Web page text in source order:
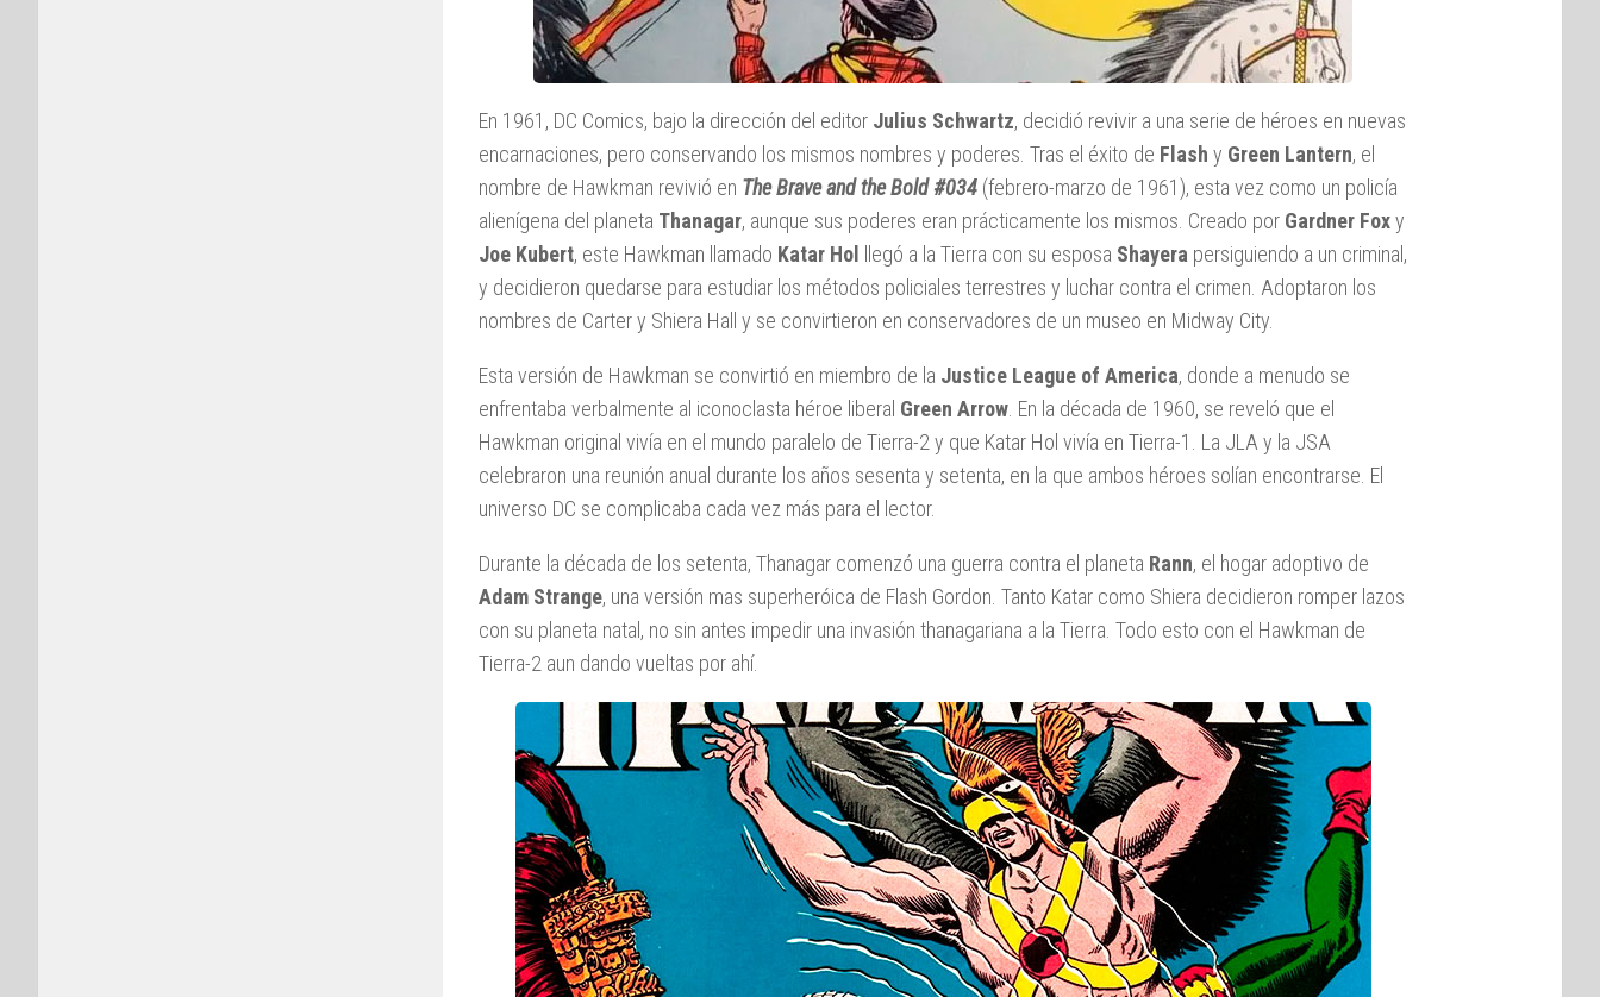
En 1961, DC Comics, bajo la dirección del editor Julius Schwartz, decidió revivir a una serie de héroes en nuevas
encarnaciones, pero conservando los mismos nombres y poderes. Tras el éxito de Flash y Green Lantern, el
nombre de Hawkman revivió en The Brave and the Bold #034 (febrero-marzo de 1961), esta vez como un policía
alienígena del planeta Thanagar, aunque sus poderes eran prácticamente los mismos. Creado por Gardner Foxy
Joe Kubert, este Hawkman llamado Katar Hol llegó a la Tierra con su esposa Shayera persiguiendo a un criminal,
y decidieron quedarse para estudiar los métodos policiales terrestres y luchar contra el crimen. Adoptaron los
nombres de Carter y Shiera Hall y se convirtieron en conservadores de un museo en Midway City.
Esta versión de Hawkman se convirtió en miembro de la Justice League of America, donde a menudo se
enfrentaba verbalmente al iconoclasta héroe liberal Green Arrow. En la década de 1960, se reveló que el
Hawkman original vivía en el mundo paralelo de Tierra-2 y que Katar Hol vivía en Tierra-1. La JLA y la JSA
celebraron una reunión anual durante los años sesenta y setenta, en la que ambos héroes solían encontrarse. El
universo DC se complicaba cada vez más para el lector.
Durante la década de los setenta, Thanagar comenzó una guerra contra el planeta Rann, el hogar adoptivo de
Adam Strange, una versión mas superheróica de Flash Gordon. Tanto Katar como Shiera decidieron romper lazos
con su planeta natal, no sin antes impedir una invasión thanagariana a la Tierra. Todo esto con el Hawkman de
Tierra-2 aun dando vueltas por ahí.